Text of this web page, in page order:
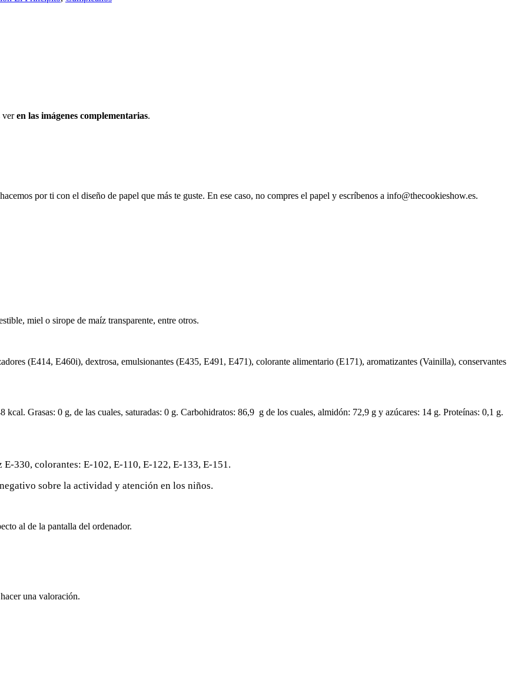
ver en las imágenes complementarias.
por ti con el diseño de papel que más te guste. En ese caso, no compres el papel y escríbenos a info@thecookieshow.es.
miel o sirope de maíz transparente, entre otros.
(E414, E460i), dextrosa, emulsionantes (E435, E491, E471), colorante alimentario (E171), aromatizantes (Vainilla), conservantes
Grasas: 0 g, de las cuales, saturadas: 0 g. Carbohidratos: 86,9 g de los cuales, almidón: 72,9 g y azúcares: 14 g. Proteínas: 0,1 g.
330, colorantes: E-102, E-110, E-122, E-133, E-151.
sobre la actividad y atención en los niños.
al de la pantalla del ordenador.
una valoración.